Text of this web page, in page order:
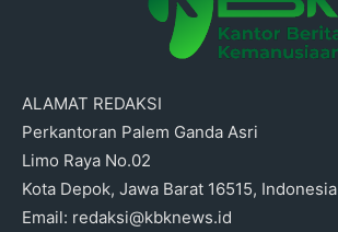
ALAMAT REDAKSI
Perkantoran Palem Ganda Asri
Limo Raya No.02
Kota Depok, Jawa Barat 16515, Indonesia
Email: redaksi@kbknews.id